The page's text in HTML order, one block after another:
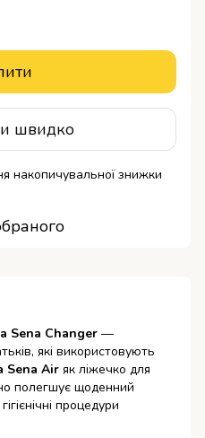
швидко
накопичувальної знижки
Sena Changer —
які використовують
Sena Air як ліжечко для
полегшує щоденний
процедури